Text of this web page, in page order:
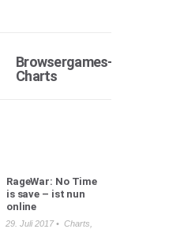
Browsergames-
Charts
RageWar: No Time
is save – ist nun
online
29. Juli 2017 • Charts